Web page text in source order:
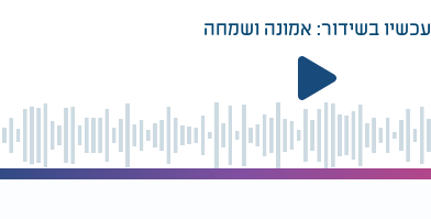
עכשיו בשידור: אמונה ושמחה